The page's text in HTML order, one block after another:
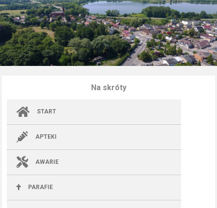
Na skróty
START
APTEKI
AWARIE
PARAFIE